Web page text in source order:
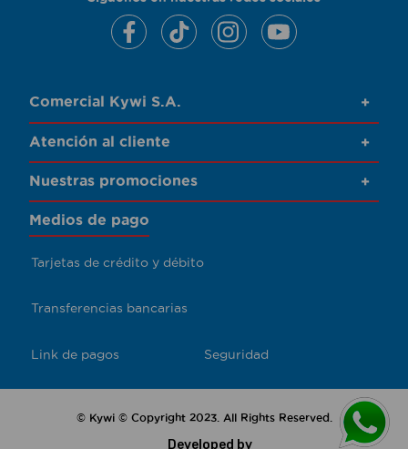
Comercial Kywi S.A. +
Atención al cliente +
Nuestras promociones +
Medios de pago
Tarjetas de crédito y débito
Transferencias bancarias
Link de pagos Seguridad
© Kywi © Copyright 2023. All Rights Reserved.